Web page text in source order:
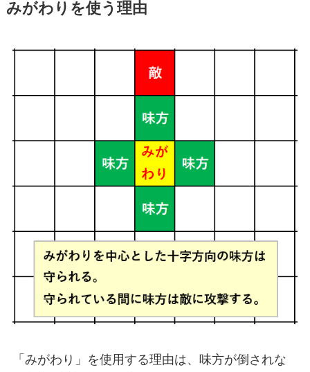
みがわりを使う理由
「みがわり」を使用する理由は、味方が倒されな